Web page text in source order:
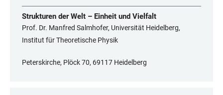
Strukturen der Welt – Einheit und Vielfalt
Prof. Dr. Manfred Salmhofer, Universität Heidelberg,
Institut für Theoretische Physik
Peterskirche, Plöck 70, 69117 Heidelberg